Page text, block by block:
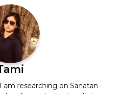
am researching on Sanatan